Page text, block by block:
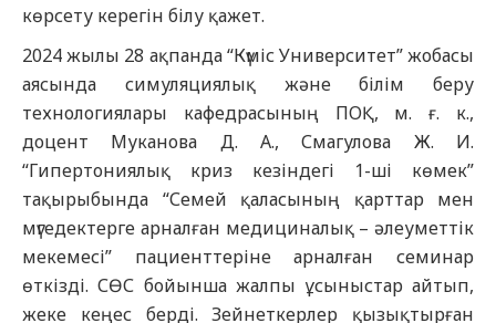
көрсету керегін білу қажет.
2024 жылы 28 ақпанда “Күміс Университет” жобасы
аясында симуляциялық және білім беру
технологиялары кафедрасының ПОҚ, м. ғ. к.,
доцент Муканова Д. А., Смагулова Ж. И.
“Гипертониялық криз кезіндегі 1-ші көмек”
тақырыбында “Семей қаласының қарттар мен
мүгедектерге арналған медициналық – әлеуметтік
мекемесі” пациенттеріне арналған семинар
өткізді. СӨС бойынша жалпы ұсыныстар айтып,
жеке кеңес берді. Зейнеткерлер қызықтырған